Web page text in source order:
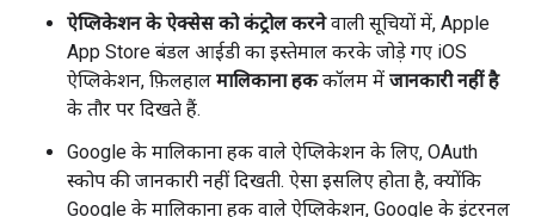
ऐप्लिकेशन के ऐक्सेस को कंट्रोल करनेवाली सूचियों में, Apple
App Store बंडल आईडी का इस्तेमाल करके जोड़े गए iOS
ऐप्लिकेशन, फ़िलहाल मालिकाना हककॉलम में जानकारी नहीं है
के तौर पर दिखते हैं.
Google के मालिकाना हक वाले ऐप्लिकेशन के लिए, OAuth
स्कोप की जानकारी नहीं दिखती. ऐसा इसलिए होता है, क्योंकि
Google के मालिकाना हक वाले ऐप्लिकेशन, Google के इंटरनल